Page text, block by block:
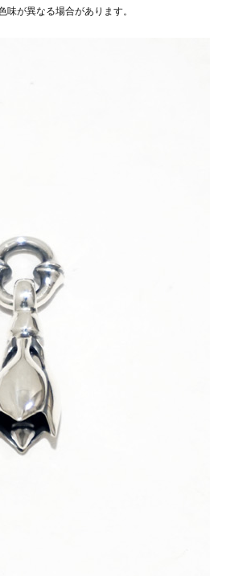
が異なる場合があります。